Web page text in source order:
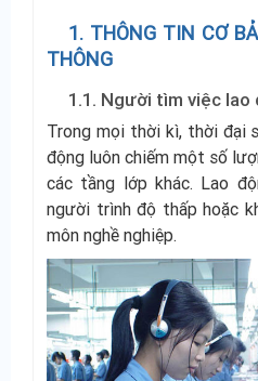
1. THÔNG TIN CƠ
THÔNG
1.1. Người tìm việc
Trong mọi thời kì, thời đại
động luôn chiếm một số
các tầng lớp khác. Lao
người trình độ thấp hoặc
môn nghề nghiệp.